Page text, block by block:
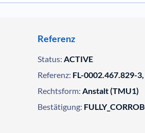
Referenz
Status: ACTIVE
Referenz: FL-0002.467.829-
Rechtsform: Anstalt (TMU1)
Bestätigung: